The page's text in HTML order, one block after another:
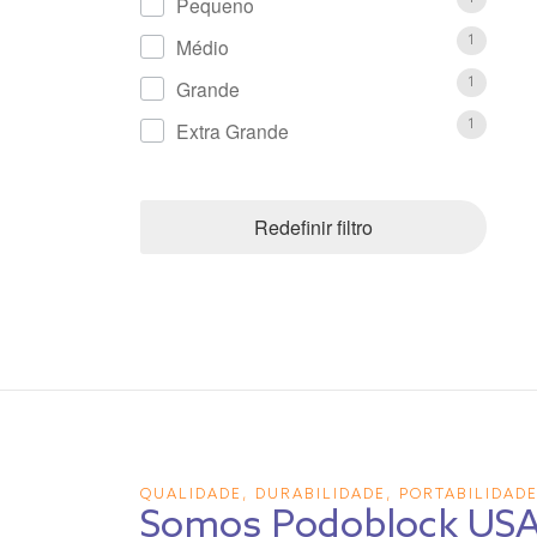
Médio 1
Grande 1
Extra Grande 1
Redefinir filtro
QUALIDADE, DURABILIDADE, PORTABILIDADE
Somos Podoblock